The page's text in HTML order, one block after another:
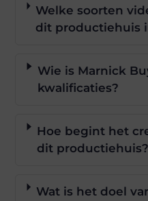
Welke soorten
dit productiehuis
Wie is Marnick
kwalificaties?
Hoe begint het
dit productiehuis?
Wat is het doel